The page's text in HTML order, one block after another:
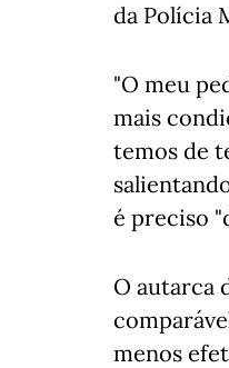
da Polícia
"O meu
mais
temos de
é preciso
O autarca
menos